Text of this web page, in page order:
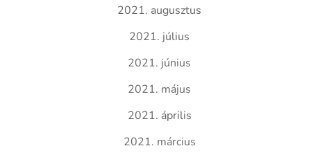
2021. augusztus
2021. július
2021. június
2021. május
2021. április
2021. március